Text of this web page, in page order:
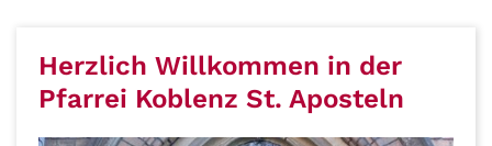
Herzlich Willkommen in der
Pfarrei Koblenz St. Aposteln